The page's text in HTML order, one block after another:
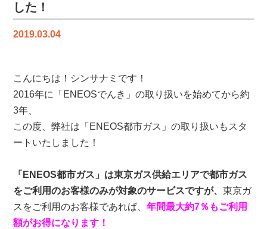
マ
ッ
ト
の
世
界
料
理
室
―
した！
2019.03.04
こんにちは！シンサナミです！
2016年に「ENEOSでんき」の取り扱いを始めてから約
3年、
この度、弊社は「ENEOS都市ガス」の取り扱いもスタ
ートいたしました！
「ENEOS都市ガス」は東京ガス供給エリアで都市ガス
をご利用のお客様のみが対象のサービスですが、東京ガ
スをご利用のお客様であれば、年間最大約7％もご利用
額がお得になります！